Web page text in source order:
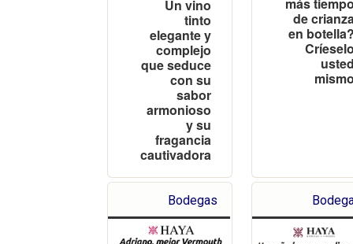
Un vino
tinto
elegante y
complejo
que seduce
con su
sabor
armonioso
y su
fragancia
cautivadora
más tiempo
de
en botella?
Críeselo
usted
mismo
Bodegas